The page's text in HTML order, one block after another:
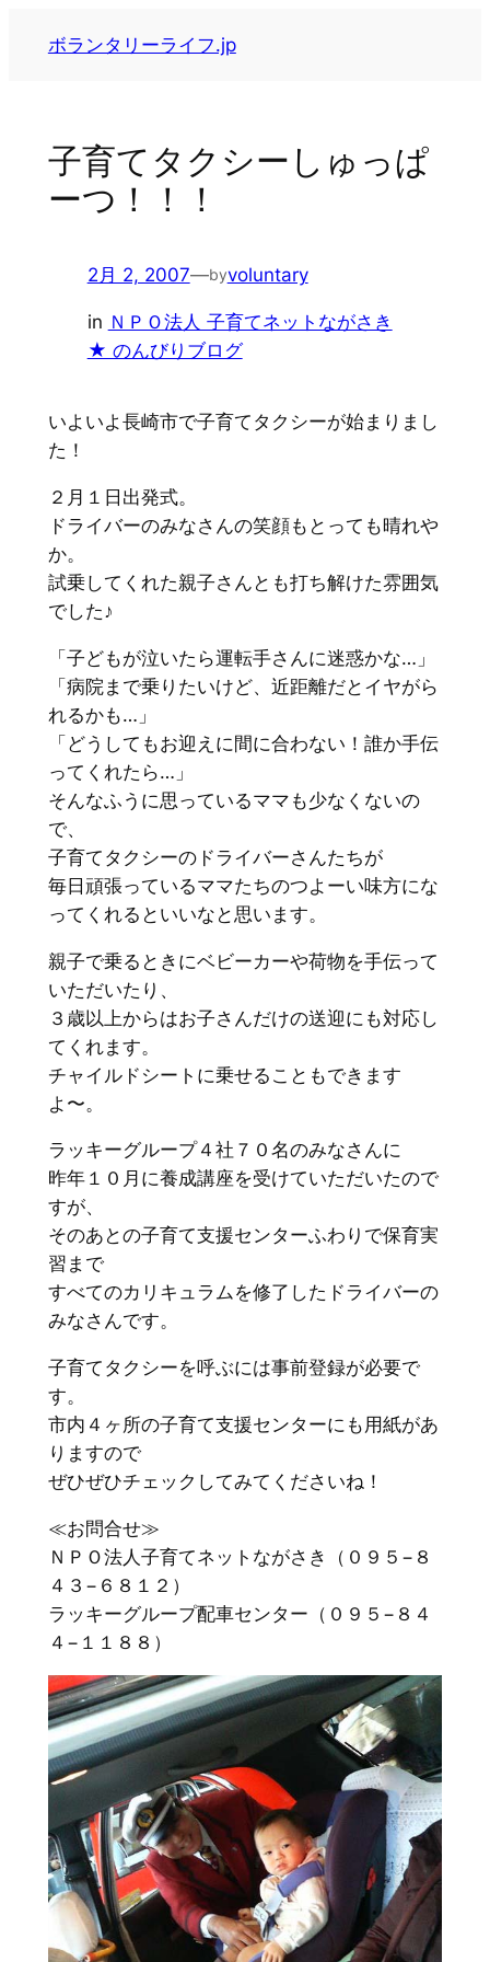
ボランタリーライフ.jp
子育てタクシーしゅっぱ
ーつ！！！
2月 2, 2007—byvoluntary
in ＮＰＯ法人 子育てネットながさき
★ のんびりブログ
いよいよ長崎市で子育てタクシーが始まりまし
た！
２月１日出発式。
ドライバーのみなさんの笑顔もとっても晴れや
か。
試乗してくれた親子さんとも打ち解けた雰囲気
でした♪
「子どもが泣いたら運転手さんに迷惑かな…」
「病院まで乗りたいけど、近距離だとイヤがら
れるかも…」
「どうしてもお迎えに間に合わない！誰か手伝
ってくれたら…」
そんなふうに思っているママも少なくないの
で、
子育てタクシーのドライバーさんたちが
毎日頑張っているママたちのつよーい味方にな
ってくれるといいなと思います。
親子で乗るときにベビーカーや荷物を手伝って
いただいたり、
３歳以上からはお子さんだけの送迎にも対応し
てくれます。
チャイルドシートに乗せることもできます
よ〜。
ラッキーグループ４社７０名のみなさんに
昨年１０月に養成講座を受けていただいたので
すが、
そのあとの子育て支援センターふわりで保育実
習まで
すべてのカリキュラムを修了したドライバーの
みなさんです。
子育てタクシーを呼ぶには事前登録が必要で
す。
市内４ヶ所の子育て支援センターにも用紙があ
りますので
ぜひぜひチェックしてみてくださいね！
≪お問合せ≫
ＮＰＯ法人子育てネットながさき（０９５−８
４３−６８１２）
ラッキーグループ配車センター（０９５−８４
４−１１８８）